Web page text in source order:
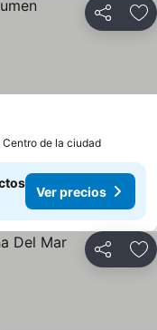
Compartir
de la ciudad
Ver precios
Compartir